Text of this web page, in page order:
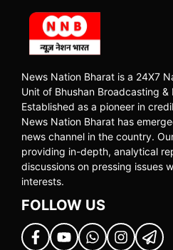
News Nation Bharat is a 24X7
Unit of Bhushan Broadcasting
Established as a pioneer in
News Nation Bharat has
news channel in the country.
providing in-depth, analytical
discussions on pressing issues
interests.
FOLLOW US